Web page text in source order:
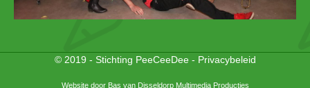
© 2019 - Stichting PeeCeeDee - Privacybeleid
Website door Bas van Disseldorp Multimedia Producties